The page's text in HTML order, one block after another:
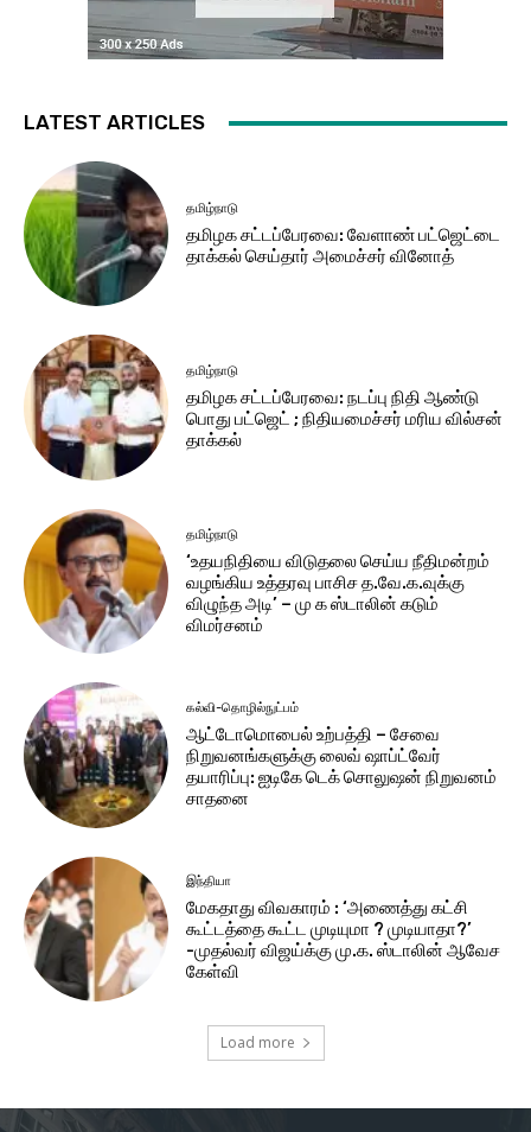
LATEST ARTICLES
தமிழ்நாடு
தமிழக சட்​டப்​பேர​வை: வேளாண் பட்​ஜெட்டை
தாக்கல் செய்தார் அமைச்சர் வினோத்
தமிழ்நாடு
தமிழக சட்டப்பேரவை: நடப்பு நிதி ஆண்​டு
பொது பட்ஜெட் ; நிதியமைச்சர் மரிய வில்சன்
தாக்​கல்
தமிழ்நாடு
‘உதயநிதியை விடுதலை செய்ய நீதிமன்றம்
வழங்கிய உத்தரவு பாசிச த.வே.க.வுக்கு
விழுந்த அடி’ – மு க ஸ்டாலின் கடும்
விமர்சனம்
கல்வி-தொழில்நுட்பம்
ஆட்டோமொபைல் உற்பத்தி – சேவை
நிறுவனங்களுக்கு லைவ் ஷாப்ட்வேர்
தயாரிப்பு: ஐடிகே டெக் சொலுஷன் நிறுவனம்
சாதனை
இந்தியா
மேகதாது விவகாரம் : ‘அணைத்து கட்சி
கூட்டத்தை கூட்ட முடியுமா ? முடியாதா?’
-முதல்வர் விஜய்க்கு மு.க. ஸ்டாலின் ஆவேச
கேள்வி
Load more